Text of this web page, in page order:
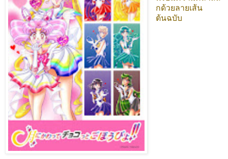
กด้วยลายเส้น
ต้นฉบับ